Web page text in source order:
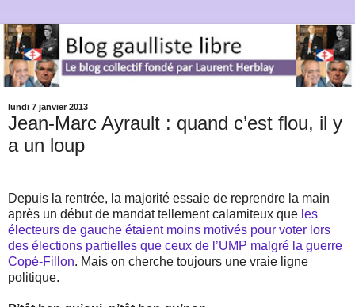
lundi 7 janvier 2013
Jean-Marc Ayrault : quand c’est flou, il y
a un loup
Depuis la rentrée, la majorité essaie de reprendre la main
après un début de mandat tellement calamiteux que les
électeurs de gauche étaient moins motivés pour voter lors
des élections partielles que ceux de l’UMP malgré la guerre
Copé-Fillon. Mais on cherche toujours une vraie ligne
politique.